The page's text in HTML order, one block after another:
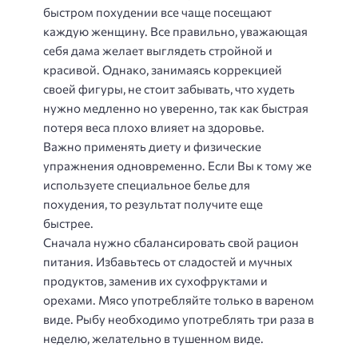
быстром похудении все чаще посещают
каждую женщину. Все правильно, уважающая
себя дама желает выглядеть стройной и
красивой. Однако, занимаясь коррекцией
своей фигуры, не стоит забывать, что худеть
нужно медленно но уверенно, так как быстрая
потеря веса плохо влияет на здоровье.
Важно применять диету и физические
упражнения одновременно. Если Вы к тому же
используете специальное белье для
похудения, то результат получите еще
быстрее.
Сначала нужно сбалансировать свой рацион
питания. Избавьтесь от сладостей и мучных
продуктов, заменив их сухофруктами и
орехами. Мясо употребляйте только в вареном
виде. Рыбу необходимо употреблять три раза в
неделю, желательно в тушенном виде.